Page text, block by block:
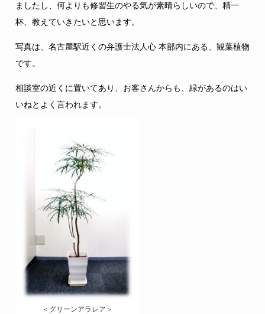
ましたし、何よりも修習生のやる気が素晴らしいので、精一
杯、教えていきたいと思います。
写真は、名古屋駅近くの弁護士法人心 本部内にある、観葉植物
です。
相談室の近くに置いてあり、お客さんからも、緑があるのはい
いねとよく言われます。
＜グリーンアラレア＞